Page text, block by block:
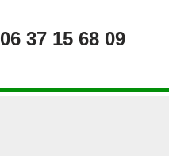
06 37 15 68 09